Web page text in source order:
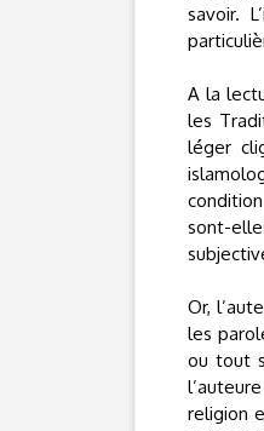
savoir.
A la
les
léger
sont-
Or,
les
ou tout
religion